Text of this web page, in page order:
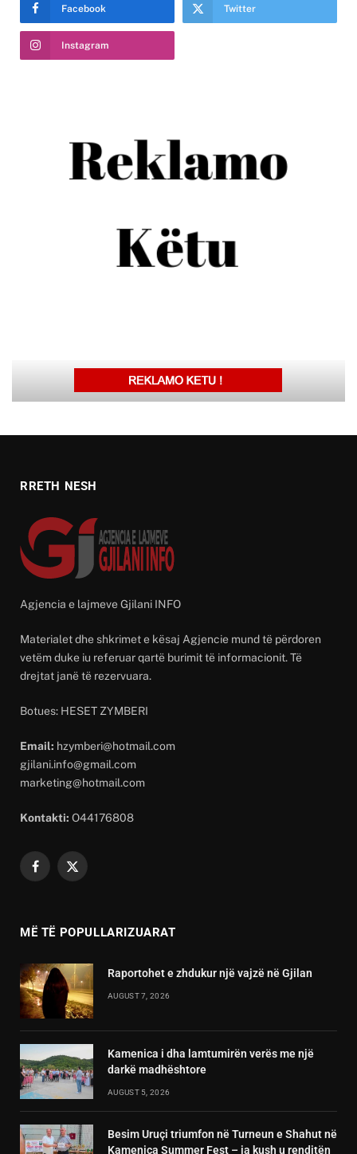
Facebook Twitter
Instagram
RRETH NESH
Agjencia e lajmeve Gjilani INFO
Materialet dhe shkrimet e kësaj Agjencie mund të përdoren
vetëm duke iu referuar qartë burimit të informacionit. Të
drejtat janë të rezervuara.
Botues: HESET ZYMBERI
Email: hzymberi@hotmail.com
gjilani.info@gmail.com
marketing@hotmail.com
Kontakti: O44176808
Facebook
X
MË TË POPULLARIZUARAT
Raportohet e zhdukur një vajzë në Gjilan
AUGUST 7, 2026
Kamenica i dha lamtumirën verës me një
darkë madhështore
AUGUST 5, 2026
Besim Uruçi triumfon në Turneun e Shahut në
Kamenica Summer Fest – ja kush u renditën